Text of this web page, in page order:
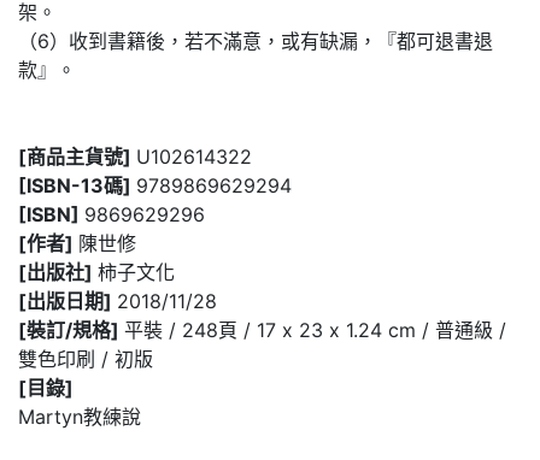
架。
（6）收到書籍後，若不滿意，或有缺漏，『都可退書退
款』。
[商品主貨號] U102614322
[ISBN-13碼] 9789869629294
[ISBN] 9869629296
[作者] 陳世修
[出版社] 柿子文化
[出版日期] 2018/11/28
[裝訂/規格] 平裝 / 248頁 / 17 x 23 x 1.24 cm / 普通級 /
雙色印刷 / 初版
[目錄]
Martyn教練說